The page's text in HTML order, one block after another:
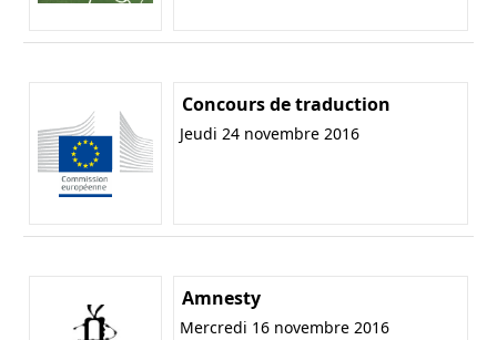
Concours de traduction
Jeudi 24 novembre 2016
Amnesty
Mercredi 16 novembre 2016